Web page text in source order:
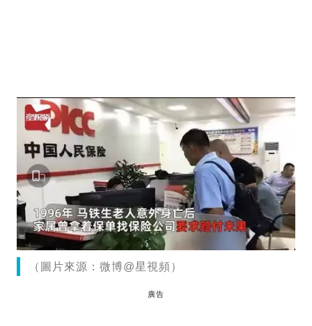
（圖片來源：微博@星視頻）
廣告